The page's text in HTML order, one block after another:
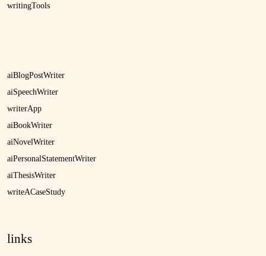
writingTools
aiBlogPostWriter
aiSpeechWriter
writerApp
aiBookWriter
aiNovelWriter
aiPersonalStatementWriter
aiThesisWriter
writeACaseStudy
links